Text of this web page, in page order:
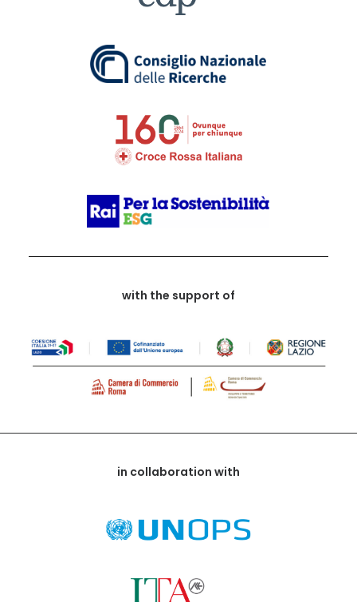
with the support of
in collaboration with